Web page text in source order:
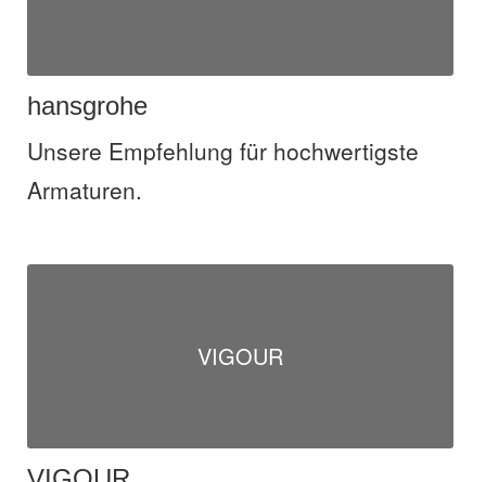
hansgrohe
Unsere Empfehlung für hochwertigste
Armaturen.
VIGOUR